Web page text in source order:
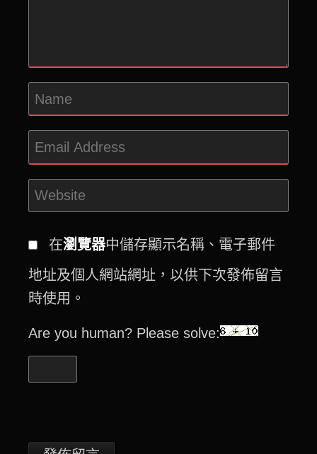
在瀏覽器中儲存顯示名稱、電子郵件
地址及個人網站網址，以供下次發佈留言
時使用。
Are you human? Please solve: